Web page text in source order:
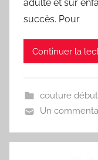
adulte et sur
succès. Pour
Continuer la
couture
Un